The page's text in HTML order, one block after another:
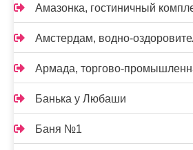
Амазонка, гостиничный
Амстердам, водно-
Армада, торгово-
Банька у Любаши
Баня №1